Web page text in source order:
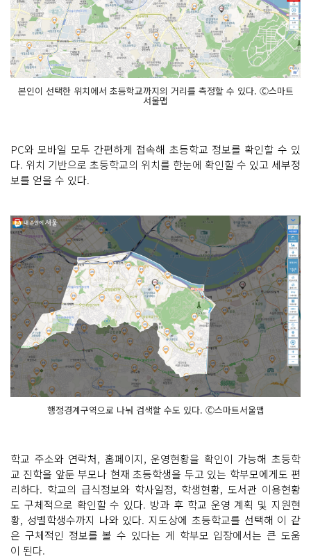
본인이 선택한 위치에서 초등학교까지의 거리를 측정할 수 있다. Ⓒ스마트
서울맵
PC와 모바일 모두 간편하게 접속해 초등학교 정보를 확인할 수 있
다. 위치 기반으로 초등학교의 위치를 한눈에 확인할 수 있고 세부정
보를 얻을 수 있다.
행정경계구역으로 나눠 검색할 수도 있다. Ⓒ스마트서울맵
학교 주소와 연락처, 홈페이지, 운영현황을 확인이 가능해 초등학
교 진학을 앞둔 부모나 현재 초등학생을 두고 있는 학부모에게도 편
리하다. 학교의 급식정보와 학사일정, 학생현황, 도서관 이용현황
도 구체적으로 확인할 수 있다. 방과 후 학교 운영 계획 및 지원현
황, 성별학생수까지 나와 있다. 지도상에 초등학교를 선택해 이 같
은 구체적인 정보를 볼 수 있다는 게 학부모 입장에서는 큰 도움
이 된다.